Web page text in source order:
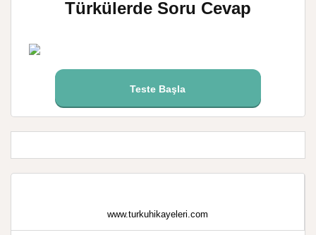
Türkülerde Soru Cevap
Teste Başla
www.turkuhikayeleri.com